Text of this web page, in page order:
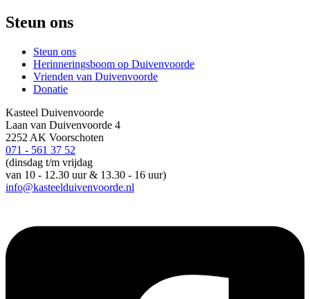
Steun ons
Steun ons
Herinneringsboom op Duivenvoorde
Vrienden van Duivenvoorde
Donatie
Kasteel Duivenvoorde
Laan van Duivenvoorde 4
2252 AK Voorschoten
071 - 561 37 52
(dinsdag t/m vrijdag
van 10 - 12.30 uur & 13.30 - 16 uur)
info@kasteelduivenvoorde.nl